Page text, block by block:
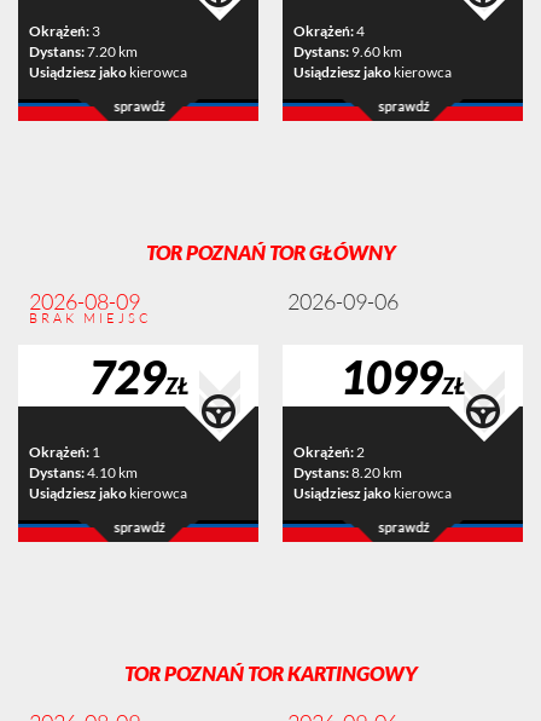
Okrążeń: 3
Dystans:7.20 km
Usiądziesz jako kierowca
Okrążeń:4
Dystans: 9.60 km
Usiądziesz jako kierowca
TOR POZNAŃ TOR GŁÓWNY
2026-08-09
BRAK MIEJSC
2026-09-06
729ZŁ
Okrążeń: 1
Dystans:4.10 km
Usiądziesz jako kierowca
1099ZŁ
Okrążeń:2
Dystans:8.20 km
Usiądziesz jako kierowca
TOR POZNAŃ TOR KARTINGOWY